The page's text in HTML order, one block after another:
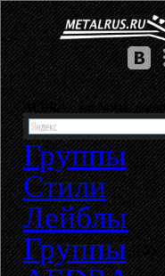
AEDRA - альбомы,
Группы
Стили
Лейблы
Группы»